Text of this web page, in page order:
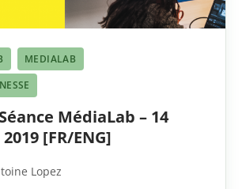
MEDIALAB
MédiaLab – 14
[FR/ENG]
Lopez